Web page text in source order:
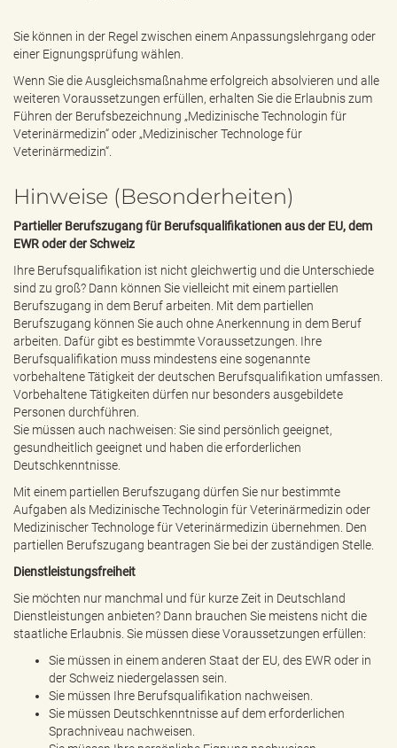
Sie können in der Regel zwischen einem Anpassungslehrgang oder
einer Eignungsprüfung wählen.
Wenn Sie die Ausgleichsmaßnahme erfolgreich absolvieren und alle
weiteren Voraussetzungen erfüllen, erhalten Sie die Erlaubnis zum
Führen der Berufsbezeichnung „Medizinische Technologin für
Veterinärmedizin“ oder „Medizinischer Technologe für
Veterinärmedizin“.
Hinweise (Besonderheiten)
Partieller Berufszugang für Berufsqualifikationen aus der EU, dem
EWR oder der Schweiz
Ihre Berufsqualifikation ist nicht gleichwertig und die Unterschiede
sind zu groß? Dann können Sie vielleicht mit einem partiellen
Berufszugang in dem Beruf arbeiten. Mit dem partiellen
Berufszugang können Sie auch ohne Anerkennung in dem Beruf
arbeiten. Dafür gibt es bestimmte Voraussetzungen. Ihre
Berufsqualifikation muss mindestens eine sogenannte
vorbehaltene Tätigkeit der deutschen Berufsqualifikation umfassen.
Vorbehaltene Tätigkeiten dürfen nur besonders ausgebildete
Personen durchführen.
Sie müssen auch nachweisen: Sie sind persönlich geeignet,
gesundheitlich geeignet und haben die erforderlichen
Deutschkenntnisse.
Mit einem partiellen Berufszugang dürfen Sie nur bestimmte
Aufgaben als Medizinische Technologin für Veterinärmedizin oder
Medizinischer Technologe für Veterinärmedizin übernehmen. Den
partiellen Berufszugang beantragen Sie bei der zuständigen Stelle.
Dienstleistungsfreiheit
Sie möchten nur manchmal und für kurze Zeit in Deutschland
Dienstleistungen anbieten? Dann brauchen Sie meistens nicht die
staatliche Erlaubnis. Sie müssen diese Voraussetzungen erfüllen:
Sie müssen in einem anderen Staat der EU, des EWR oder in
der Schweiz niedergelassen sein.
Sie müssen Ihre Berufsqualifikation nachweisen.
Sie müssen Deutschkenntnisse auf dem erforderlichen
Sprachniveau nachweisen.